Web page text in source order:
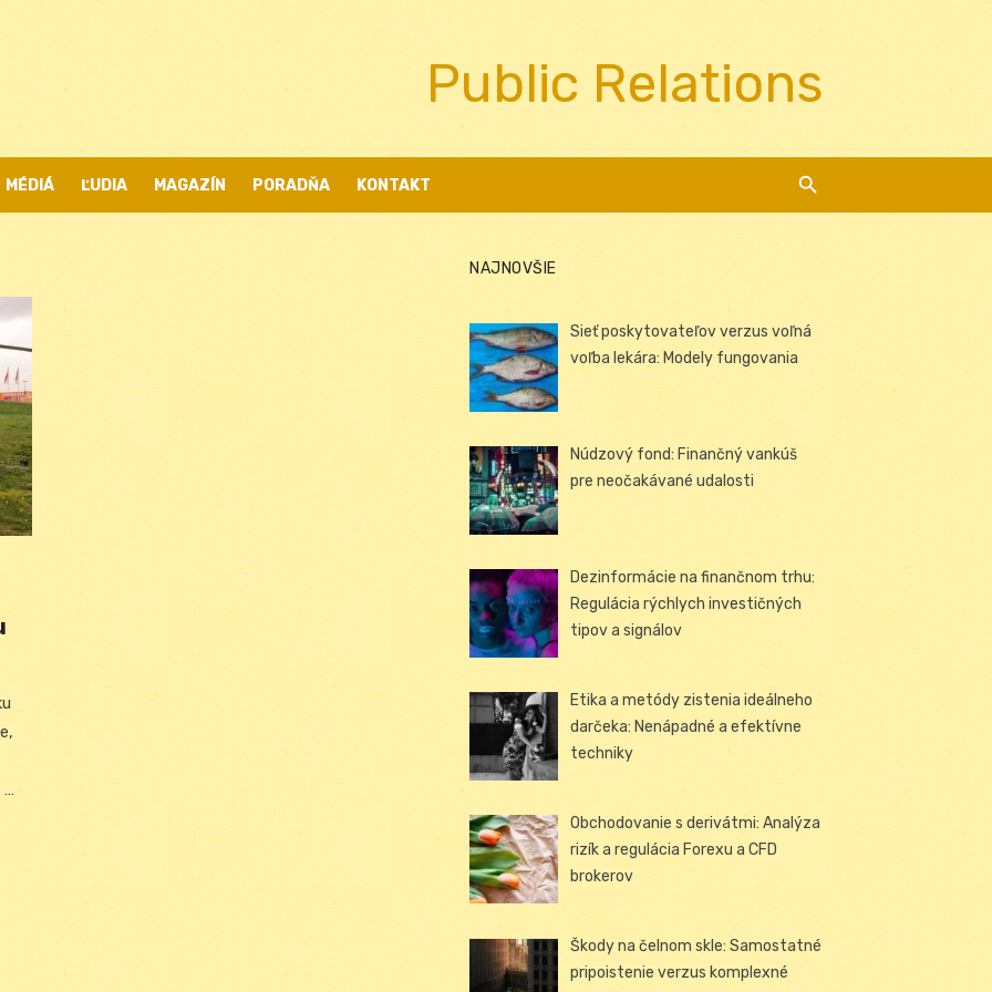
Public Relations
MÉDIÁ ĽUDIA MAGAZÍN PORADŇA KONTAKT
…
NAJNOVŠIE
Sieť poskytovateľov verzus voľná
voľba lekára: Modely fungovania
Núdzový fond: Finančný vankúš
pre neočakávané udalosti
Dezinformácie na finančnom trhu:
Regulácia rýchlych investičných
tipov a signálov
Etika a metódy zistenia ideálneho
darčeka: Nenápadné a efektívne
techniky
Obchodovanie s derivátmi: Analýza
rizík a regulácia Forexu a CFD
brokerov
Škody na čelnom skle: Samostatné
pripoistenie verzus komplexné